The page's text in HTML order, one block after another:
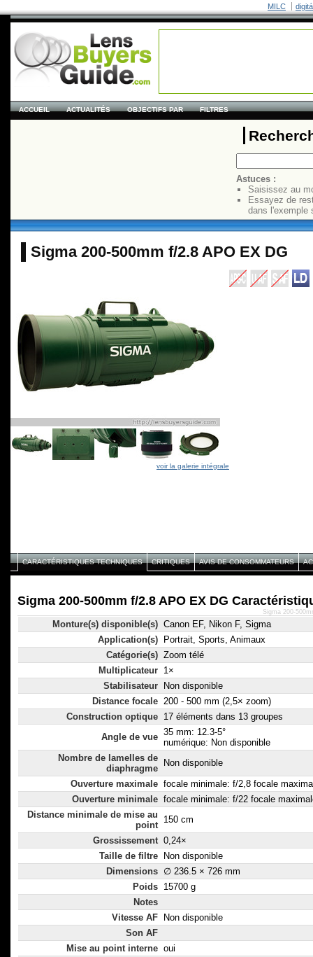
MILC
ACCUEIL ACTUALITÉS OBJECTIFS PAR FILTRES
Astuces :
Saisissez au
Essayez de
dans
Sigma 200-500mm f/2.8 APO EX DG
voir la galerie intégrale
CARACTÉRISTIQUES TECHNIQUES CRITIQUES AVIS DE CONSOMMATEURS
Sigma 200-500mm f/2.8 APO EX DG
Monture(s) disponible(s) Canon EF, Nikon F, Sigma
Application(s)
Portrait, Sports, Animaux
Catégorie(s) Zoom télé
Multiplicateur 1×
Stabilisateur
Non disponible
Distance focale 200 - 500 mm (2,5× zoom)
Construction optique 17 éléments dans 13 groupes
Angle de vue 35 mm: 12.3-5°
numérique: Non disponible
Nombre de lamelles de
diaphragme
Non disponible
Ouverture maximale focale minimale: f/2,8 focale
Ouverture minimale focale minimale: f/22 focale
Distance minimale de mise au
point
150 cm
Grossissement 0,24×
Taille de filtre
Non disponible
Dimensions ∅ 236.5 × 726 mm
Poids 15700 g
Notes
Vitesse AF
Non disponible
Son AF
Mise au point interne oui
Sigma 200-